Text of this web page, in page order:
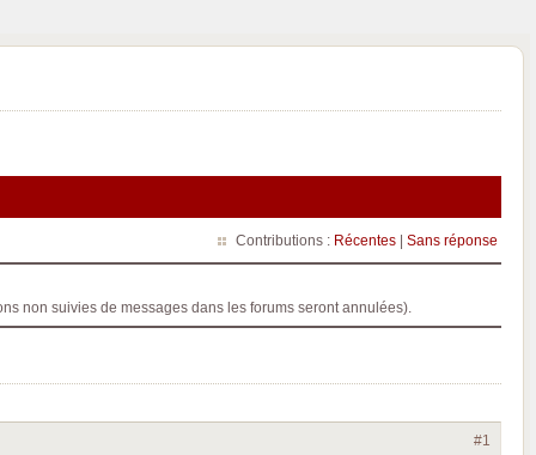
Contributions : Récentes | Sans réponse
non suivies de messages dans les forums seront annulées).
#1